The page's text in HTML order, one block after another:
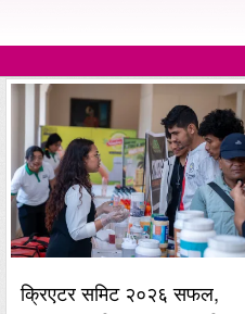
क्रिएटर समिट २०२६ सफल,